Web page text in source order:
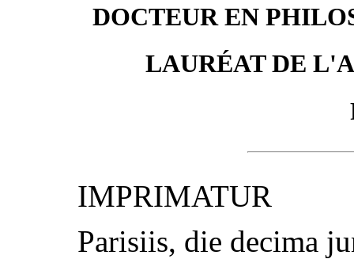
DOCTEUR EN
LAURÉAT DE
IMPRIMATUR
Parisiis, die decima